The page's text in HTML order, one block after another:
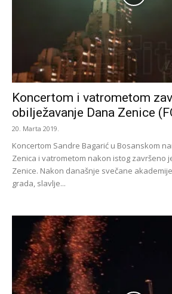
Koncertom i vatrometom
obilježavanje Dana Zenice
20. Marta 2019.
Koncertom Sandre Bagarić u Bosanskom
Zenica i vatrometom nakon istog završeno
Zenice. Nakon današnje svečane
grada, slavlje...